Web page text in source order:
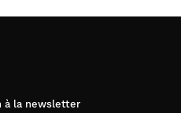
à la newsletter